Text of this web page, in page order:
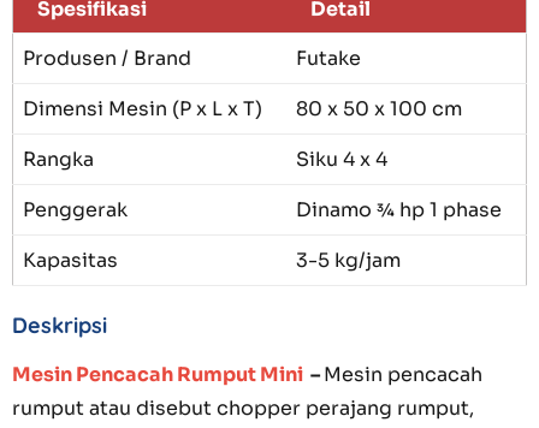
Spesifikasi
Detail
Produsen / Brand
Futake
Dimensi Mesin (P x L x T)
80 x 50 x 100 cm
Rangka
Siku 4 x 4
Penggerak
Dinamo ¾ hp 1 phase
Kapasitas
3-5 kg/jam
Deskripsi
Mesin Pencacah Rumput Mini –Mesin pencacah
rumput atau disebut chopper perajang rumput,